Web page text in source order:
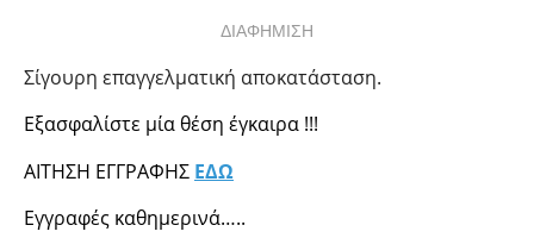
ΔΙΑΦΗΜΙΣΗ
Σίγουρη επαγγελματική αποκατάσταση.
Εξασφαλίστε μία θέση έγκαιρα !!!
ΑΙΤΗΣΗ ΕΓΓΡΑΦΗΣ ΕΔΩ
Εγγραφές καθημερινά…..